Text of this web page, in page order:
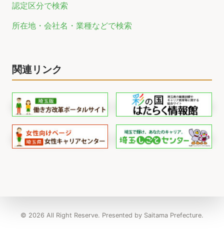
認定区分で検索
所在地・会社名・業種などで検索
関連リンク
© 2026 All Right Reserve. Presented by Saitama Prefecture.